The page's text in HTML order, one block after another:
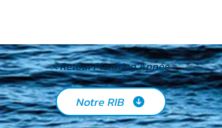
< Retour Planning Apnée
Notre RIB